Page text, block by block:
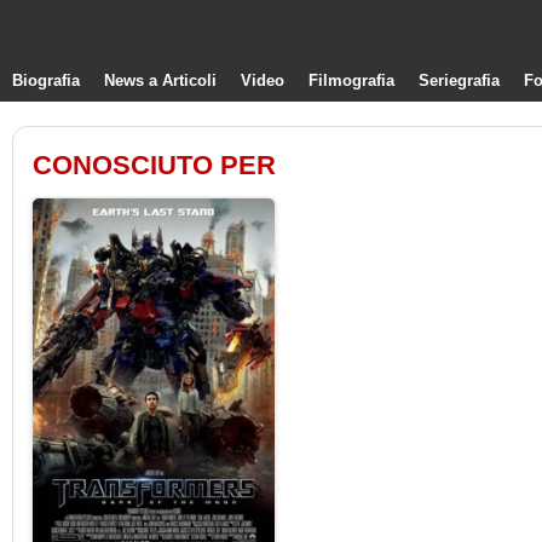
Biografia News a Articoli Video Filmografia Seriegrafia
CONOSCIUTO PER